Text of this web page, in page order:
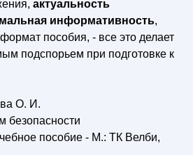
актуальность
информативность,
пособия, - все это делает
подспорьем при подготовке к
О. И.
безопасности
пособие - М.: ТК Велби,